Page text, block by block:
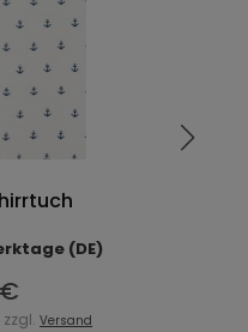
(DE)
zzgl.Versand